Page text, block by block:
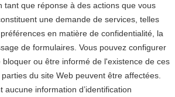
tant que réponse à des actions que vous
une demande de services, telles
en matière de confidentialité, la
de formulaires. Vous pouvez configurer
ou être informé de l'existence de ces
du site Web peuvent être affectées.
aucune information d’identification